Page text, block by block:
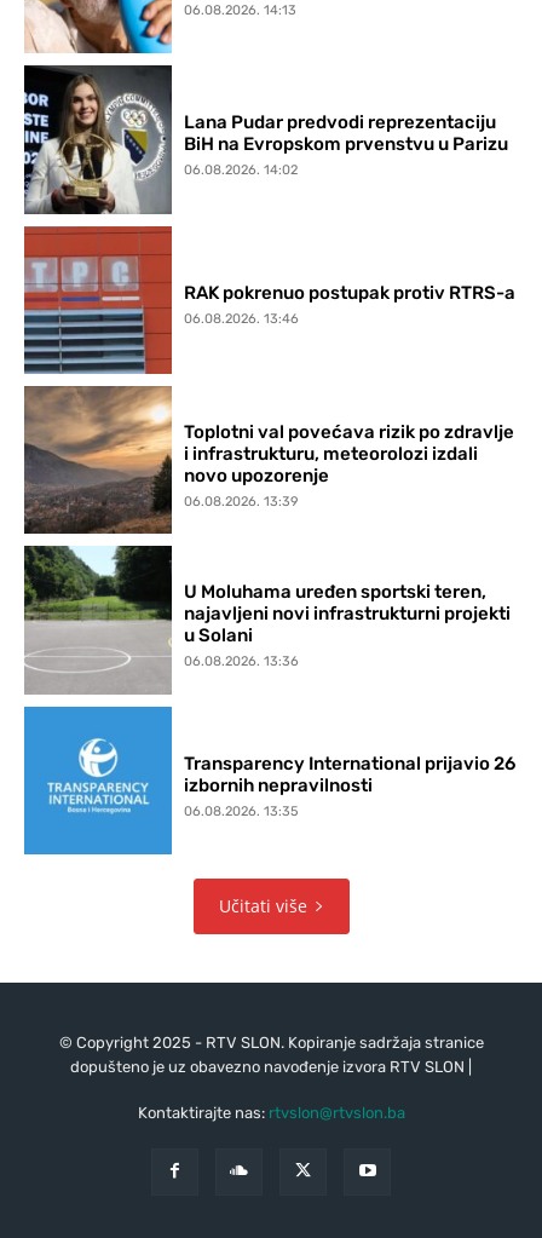
06.08.2026. 14:13
Lana Pudar predvodi reprezentaciju
BiH na Evropskom prvenstvu u Parizu
06.08.2026. 14:02
RAK pokrenuo postupak protiv RTRS-a
06.08.2026. 13:46
Toplotni val povećava rizik po zdravlje
i infrastrukturu, meteorolozi izdali
novo upozorenje
06.08.2026. 13:39
U Moluhama uređen sportski teren,
najavljeni novi infrastrukturni projekti
u Solani
06.08.2026. 13:36
Transparency International prijavio 26
izbornih nepravilnosti
06.08.2026. 13:35
Učitati više
© Copyright 2025 - RTV SLON. Kopiranje sadržaja stranice
dopušteno je uz obavezno navođenje izvora RTV SLON |
Kontaktirajte nas: rtvslon@rtvslon.ba